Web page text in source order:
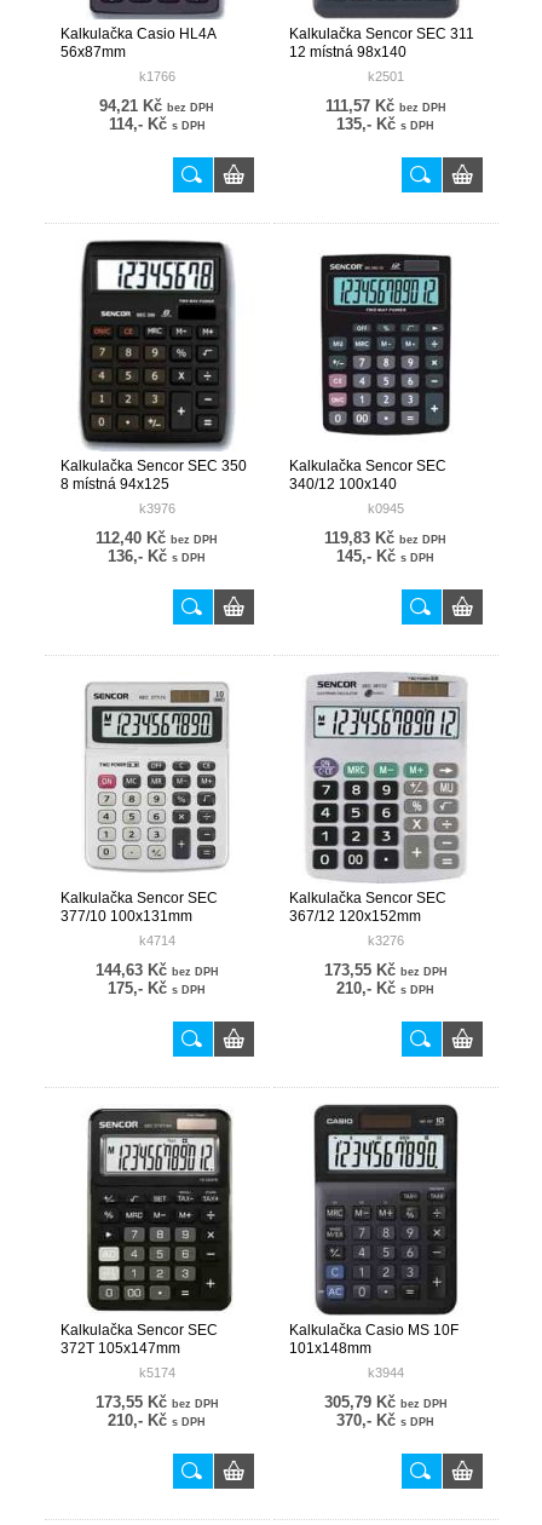
Kalkulačka Casio HL4A
56x87mm
k1766
94,21 Kč bez DPH
114,- Kč s DPH
Kalkulačka Sencor SEC 311
12 místná 98x140
k2501
111,57 Kč bez DPH
135,- Kč s DPH
Kalkulačka Sencor SEC 350
8 místná 94x125
k3976
112,40 Kč bez DPH
136,- Kč s DPH
Kalkulačka Sencor SEC
340/12 100x140
k0945
119,83 Kč bez DPH
145,- Kč s DPH
Kalkulačka Sencor SEC
377/10 100x131mm
k4714
144,63 Kč bez DPH
175,- Kč s DPH
Kalkulačka Sencor SEC
367/12 120x152mm
k3276
173,55 Kč bez DPH
210,- Kč s DPH
Kalkulačka Sencor SEC
372T 105x147mm
k5174
173,55 Kč bez DPH
210,- Kč s DPH
Kalkulačka Casio MS 10F
101x148mm
k3944
305,79 Kč bez DPH
370,- Kč s DPH